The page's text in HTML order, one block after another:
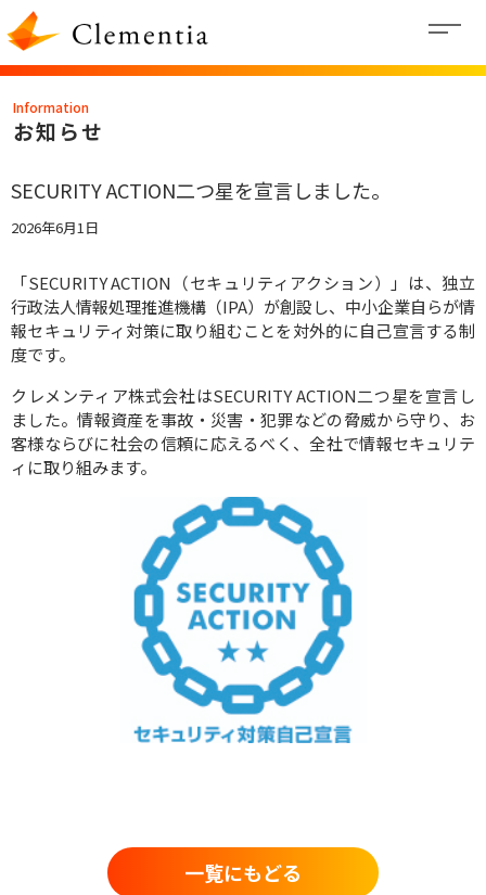
内
容
を
キ
ッ
プ
Information
お知らせ
SECURITY ACTION二つ星を宣言しました。
2026年6月1日
「SECURITY ACTION（セキュリティアクション）」は、独立
行政法人情報処理推進機構（IPA）が創設し、中小企業自らが情
報セキュリティ対策に取り組むことを対外的に自己宣言する制
度です。
クレメンティア株式会社はSECURITY ACTION二つ星を宣言し
ました。情報資産を事故・災害・犯罪などの脅威から守り、お
客様ならびに社会の信頼に応えるべく、全社で情報セキュリテ
ィに取り組みます。
一覧にもどる